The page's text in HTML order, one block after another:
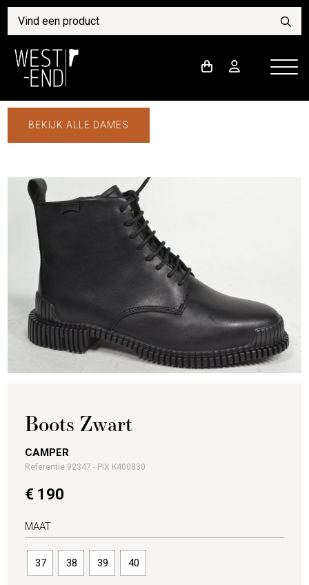
BEKIJK ALLE DAMES
Boots Zwart
CAMPER
Referentie 92347 - PIX K400830
€ 190
MAAT
37 38 39 40